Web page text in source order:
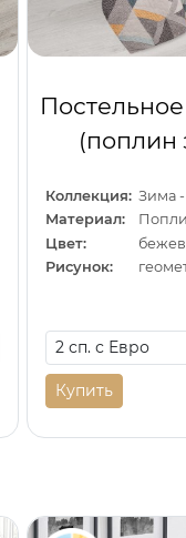
(поплин
Коллекция: Зима -
Материал:
Цвет:
Рисунок:
Купить